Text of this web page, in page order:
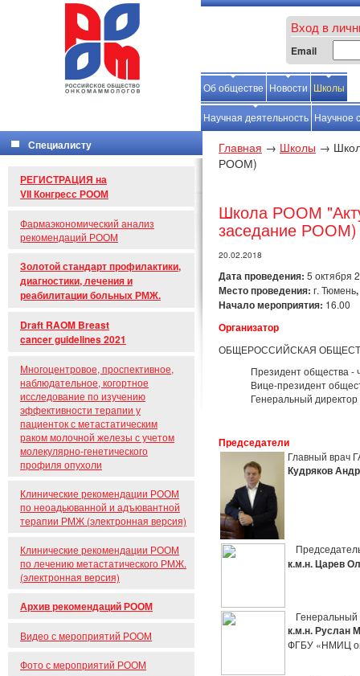
Вход в
Email
Об обществе Новости Школы
Научная деятельность Научное
Специалисту
РЕГИСТРАЦИЯ на
VII Конгресс РООМ
Фармаэкономический анализ
рекомендаций РООМ
Золотой стандарт профилактики,
диагностики, лечения и
реабилитации больных РМЖ.
Draft RAOM Breast
cancer guidelines 2021
Многоцентровое, проспективное,
наблюдательное, когортное
исследование по изучению
эффективности терапии у
пациенток с метастатическим
раком молочной железы с учетом
молекулярно-генетического
профиля опухоли
Клинические рекомендации РООМ
по неоадьюванной и адъювантной
терапии РМЖ (электронная версия)
Клинические рекомендации РООМ
по лечению метастатического РМЖ.
(электронная версия)
Архив рекомендаций РООМ
Видео с мероприятий РООМ
Фото с мероприятий РООМ
Главная → Школы →
РООМ)
Школа РООМ
заседание РООМ)
20.02.2018
Дата проведения: 5 октября
Место проведения: г. Тюмень,
Начало мероприятия: 16.00
Организатор
ОБЩЕРОССИЙСКАЯ
Президент общества -
Вице-президент
Генеральный
Председатели
Главный врач
Кудряков
к.м.н. Царев
к.м.н. Руслан
ФГБУ «НМИЦ